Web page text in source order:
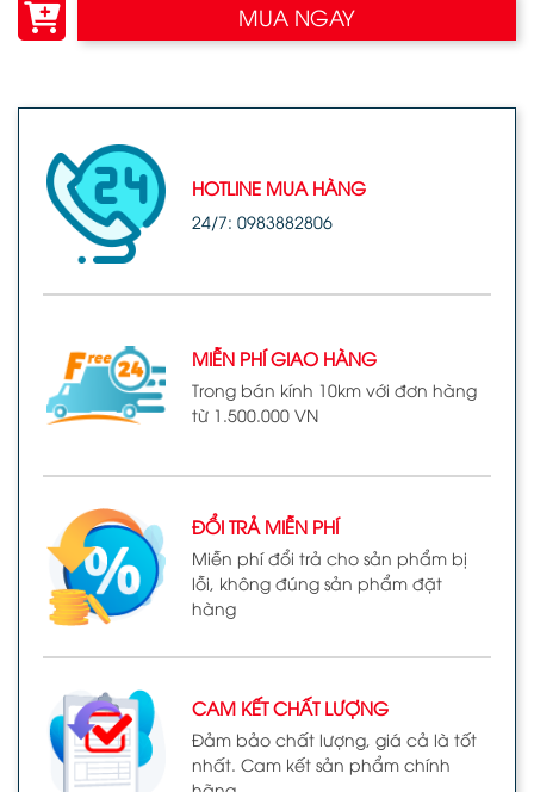
MUA NGAY
HOTLINE MUA HÀNG
24/7: 0983882806
MIỄN PHÍ GIAO HÀNG
Trong bán kính 10km với đơn hàng
từ 1.500.000 VN
ĐỔI TRẢ MIỄN PHÍ
Miễn phí đổi trả cho sản phẩm bị
lỗi, không đúng sản phẩm đặt
hàng
CAM KẾT CHẤT LƯỢNG
Đảm bảo chất lượng, giá cả là tốt
nhất. Cam kết sản phẩm chính